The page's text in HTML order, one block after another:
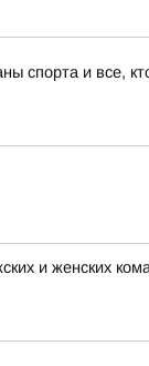
спорта и все,
и женских